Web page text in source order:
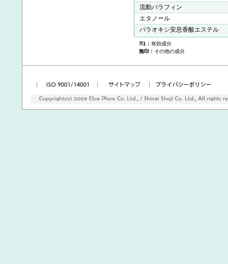
流動パラフィン
エタノール
パラオキシ安息香酸エステル
※1： 有効成分
無印： その他の成分
|